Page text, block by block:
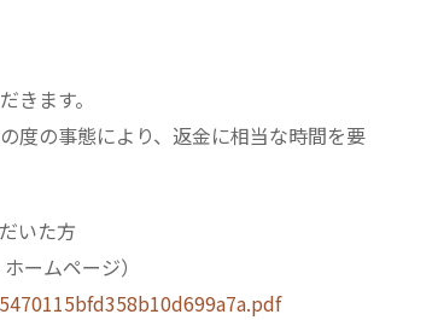
ます。
度の事態により、返金に相当な時間を要
いた方
ームページ）